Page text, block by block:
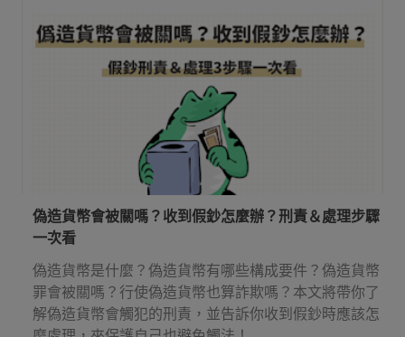
偽造貨幣會被關嗎？收到假鈔怎麼辦？刑責＆處理步驟
一次看
偽造貨幣是什麼？偽造貨幣有哪些構成要件？偽造貨幣
罪會被關嗎？行使偽造貨幣也算詐欺嗎？本文將帶你了
解偽造貨幣會觸犯的刑責，並告訴你收到假鈔時應該怎